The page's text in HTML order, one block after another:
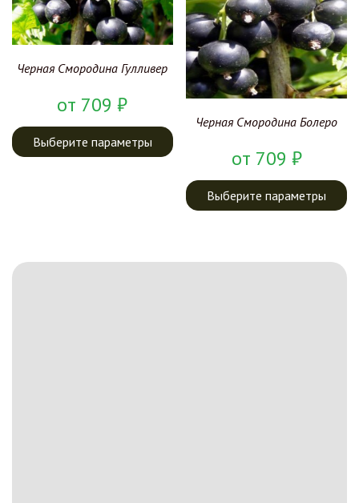
Черная Смородина Гулливер
от 709₽
Выберите параметры
Черная Смородина Болеро
от 709 ₽
Выберите параметры